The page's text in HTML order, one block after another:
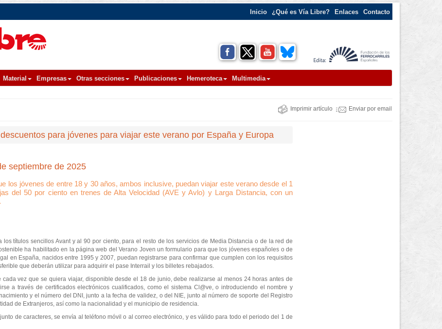
Inicio ¿Qué es Vía Libre? Enlaces Contacto
Material Empresas Otras secciones Publicaciones Hemeroteca Multimedia
Imprimir artículo Enviar por email
para jóvenes para viajar este verano por España y Europa
septiembre de 2025
los jóvenes de entre 18 y 30 años, ambos inclusive, puedan viajar este verano desde el 1
del 50 por ciento en trenes de Alta Velocidad (AVE y Avlo) y Larga Distancia, con un
títulos sencillos Avant y al 90 por ciento, para el resto de los servicios de Media Distancia o de la red de
ha habilitado en la página web del Verano Joven un formulario para que los jóvenes españoles o de
en España, nacidos entre 1995 y 2007, puedan registrarse para confirmar que cumplen con los requisitos
que deberán utilizar para adquirir el pase Interrail y los billetes rebajados.
vez que se quiera viajar, disponible desde el 18 de junio, debe realizarse al menos 24 horas antes de
a través de certificados electrónicos cualificados, como el sistema Cl@ve, o introduciendo el nombre y
y el número del DNI, junto a la fecha de validez, o del NIE, junto al número de soporte del Registro
de Extranjeros, así como la nacionalidad y el municipio de residencia.
de caracteres, se envía al teléfono móvil o al correo electrónico, y es válido para todo el periodo del 1 de